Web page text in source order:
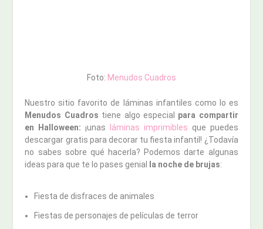
Foto: Menudos Cuadros
Nuestro sitio favorito de láminas infantiles como lo es
Menudos Cuadros tiene algo especial
para compartir
en Halloween: ¡unas láminas imprimibles que puedes
descargar gratis para decorar tu fiesta infantil! ¿Todavía
no sabes sobre qué hacerla? Podemos darte algunas
ideas para que te lo pases genial
la noche de brujas:
Fiesta de disfraces de animales
Fiestas de personajes de películas de terror